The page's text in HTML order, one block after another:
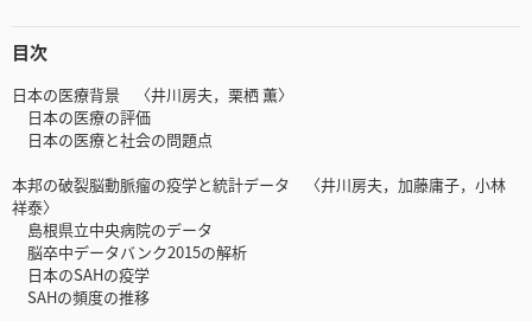
目次
日本の医療背景 〈井川房夫，栗栖 薫〉
日本の医療の評価
日本の医療と社会の問題点
本邦の破裂脳動脈瘤の疫学と統計データ 〈井川房夫，加藤庸子，小林
祥泰〉
島根県立中央病院のデータ
脳卒中データバンク2015の解析
日本のSAHの疫学
SAHの頻度の推移